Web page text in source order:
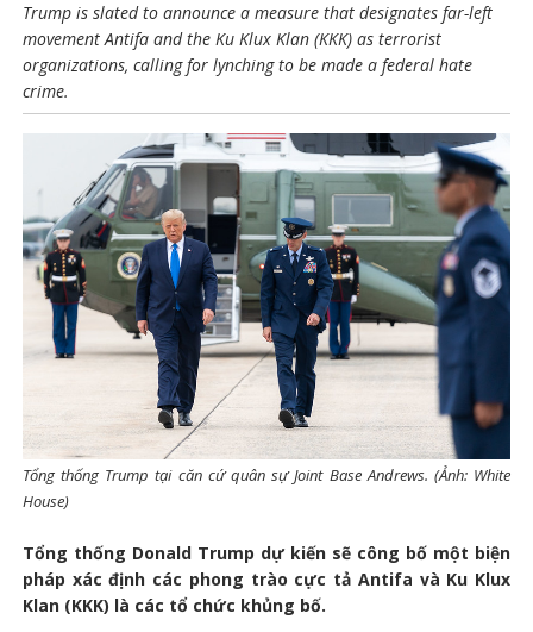
Trump is slated to announce a measure that designates far-left
movement Antifa and the Ku Klux Klan (KKK) as terrorist
organizations, calling for lynching to be made a federal hate
crime.
Tổng thống Trump tại căn cứ quân sự Joint Base Andrews. (Ảnh: White
House)
Tổng thống Donald Trump dự kiến ​​sẽ công bố một biện
pháp xác định các phong trào cực tả Antifa và Ku Klux
Klan (KKK) là các tổ chức khủng bố.